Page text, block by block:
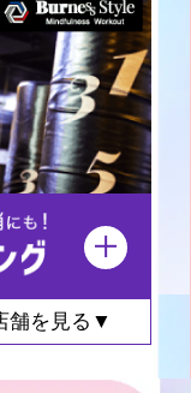
舗を見る▼